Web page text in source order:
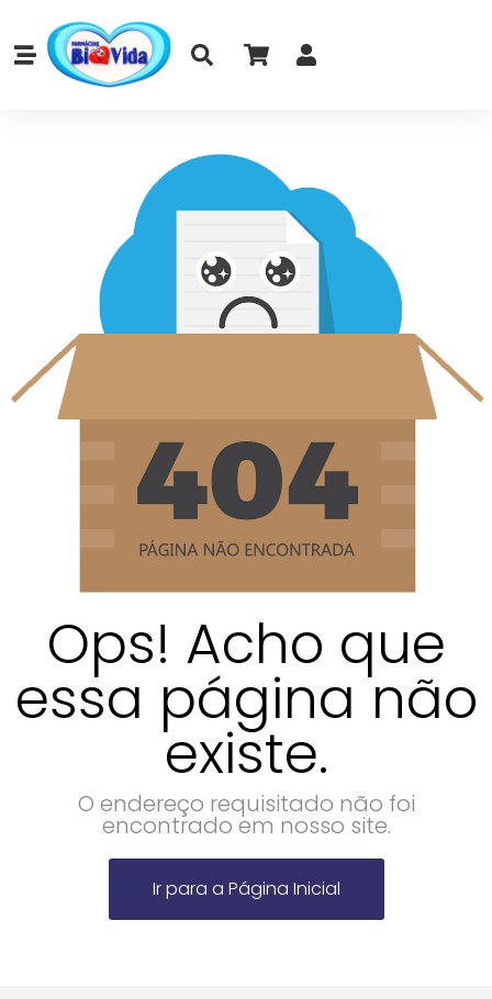
Ops! Acho que
essa página não
existe.
O endereço requisitado não foi
encontrado em nosso site.
Ir para a Página Inicial